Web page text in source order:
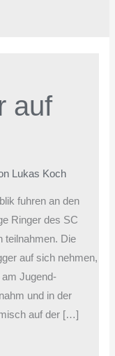
auf
Lukas Koch
fuhren an den
Ringer des SC
teilnahmen. Die
auf sich nehmen,
Jugend-
und in der
auf der […]